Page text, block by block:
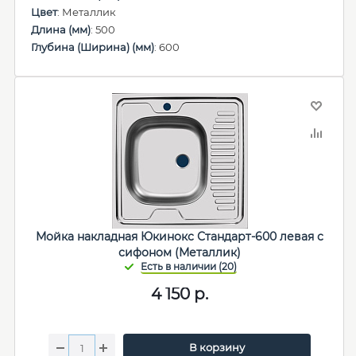
Цвет: Металлик
Длина (мм): 500
Глубина (Ширина) (мм): 600
Мойка накладная Юкинокс Стандарт-600 левая с
сифоном (Металлик)
4 150 р.
В корзину